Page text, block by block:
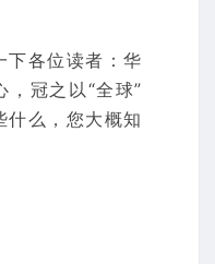
下各位读者：华
，冠之以“全球”
么，您大概知